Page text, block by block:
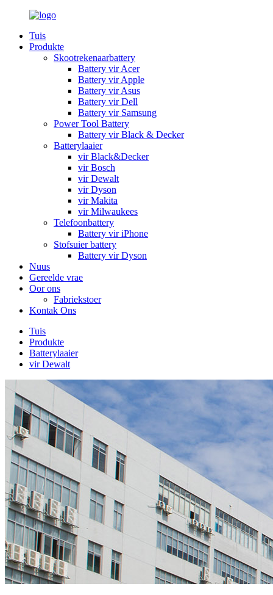
Tuis
Produkte
Skootrekenaarbattery
Battery vir Acer
Battery vir Apple
Battery vir Asus
Battery vir Dell
Battery vir Samsung
Power Tool Battery
Battery vir Black & Decker
Batterylaaier
vir Black&Decker
vir Bosch
vir Dewalt
vir Dyson
vir Makita
vir Milwaukees
Telefoonbattery
Battery vir iPhone
Stofsuier battery
Battery vir Dyson
Nuus
Gereelde vrae
Oor ons
Fabriekstoer
Kontak Ons
Tuis
Produkte
Batterylaaier
vir Dewalt